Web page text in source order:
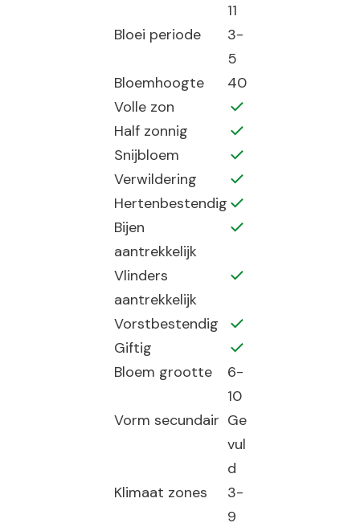
11
Bloei periode
3-
5
Bloemhoogte
40
Volle zon
Half zonnig
Snijbloem
Verwildering
Hertenbestendig
Bijen
aantrekkelijk
Vlinders
aantrekkelijk
Vorstbestendig
Giftig
Bloem grootte
6-
10
Vorm secundair Ge
vul
d
Klimaat zones
3-
9